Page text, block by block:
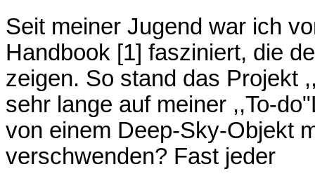
Seit meiner Jugend war ich
Handbook [1] fasziniert, die
zeigen. So stand das Projekt
sehr lange auf meiner ,,To-
von einem Deep-Sky-Objekt
verschwenden? Fast jeder